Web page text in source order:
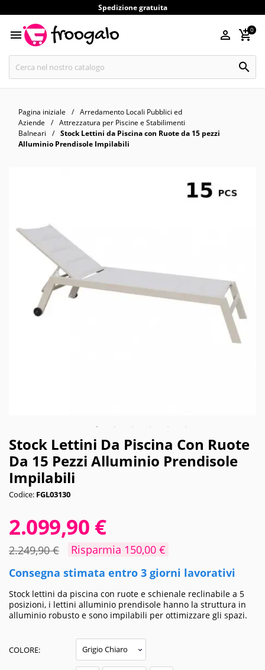
Spedizione gratuita
  0

Pagina iniziale
Arredamento Locali Pubblici ed
Aziende
Attrezzatura per Piscine e Stabilimenti
Balneari
Stock Lettini da Piscina con Ruote da 15 pezzi
Alluminio Prendisole Impilabili
Stock Lettini Da Piscina Con Ruote
Da 15 Pezzi Alluminio Prendisole
Impilabili
Codice: FGL03130
2.099,90 €
2.249,90 €
Risparmia 150,00 €
Consegna stimata entro 3 giorni lavorativi
Stock lettini da piscina con ruote e schienale reclinabile a 5
posizioni, i lettini alluminio prendisole hanno la struttura in
alluminio robusto e sono impilabili per ottimizzare gli spazi.
COLORE: